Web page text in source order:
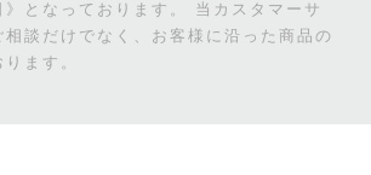
となっております。
当カスタマーサ
相談だけでなく、お客様に沿った商品の
ます。